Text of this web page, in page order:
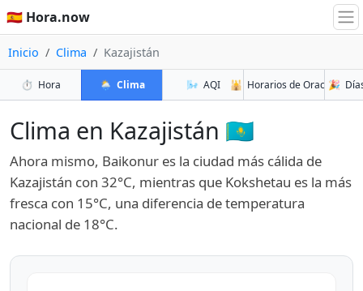
🇪🇸 Hora.now
Inicio Clima Kazajistán
⏱️ Hora 🌦️ Clima 🌬️ AQI 🕌 Horarios de Oración
🎉
Clima en Kazajistán 🇰🇿
Ahora mismo, Baikonur es la ciudad más cálida de
Kazajistán con 32°C, mientras que Kokshetau es la más
fresca con 15°C, una diferencia de temperatura
nacional de 18°C.